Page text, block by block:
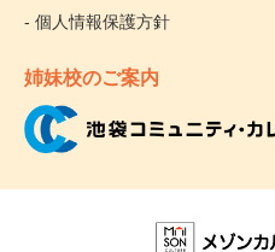
- 個人情報保護方針
姉妹校のご案内